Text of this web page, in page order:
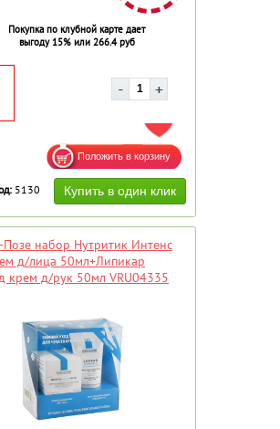
Покупка по клубной карте дает
выгоду 15% или 266.4 руб
ДОБАВИТЬ В ИЗБРАННОЕ
5130
набор Нутритик Интенс
д/лица 50мл+Липикар
крем д/рук 50мл VRU04335